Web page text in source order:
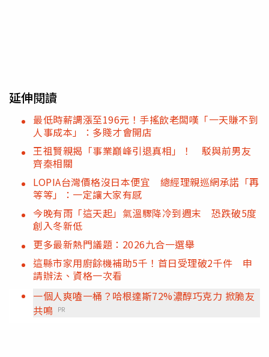
延伸閱讀
最低時薪調漲至196元！手搖飲老闆嘆「一天賺不到
人事成本」：多賤才會開店
王祖賢親揭「事業巔峰引退真相」！ 駁與前男友
齊秦相關
LOPIA台灣價格沒日本便宜 總經理親巡網承諾「再
等等」：一定讓大家有感
今晚有雨「這天起」氣溫驟降冷到週末 恐跌破5度
創入冬新低
更多最新熱門議題：2026九合一選舉
這縣市家用廚餘機補助5千！首日受理破2千件 申
請辦法、資格一次看
一個人爽嗑一桶？哈根達斯72%濃醇巧克力 掀脆友
共鳴 PR